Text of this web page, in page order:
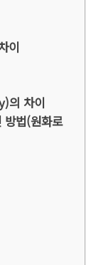
이
의 차이
방법(원화로